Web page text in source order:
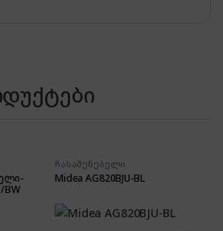
BW
ჩასაშენებელი
მიკროტალღური ღუმელი
Midea AG820BJU-BL